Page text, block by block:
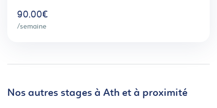
90,00€
/semaine
Nos autres stages à Ath et à proximité